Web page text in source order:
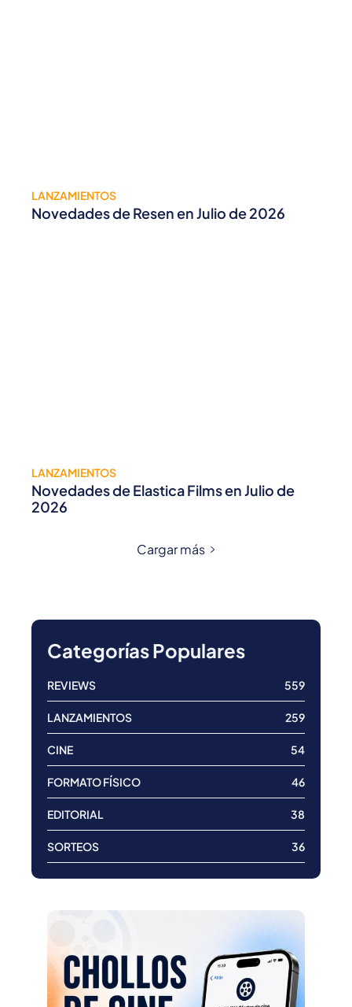
LANZAMIENTOS
Novedades de Resen en Julio de 2026
LANZAMIENTOS
Novedades de Elastica Films en Julio de
2026
Cargar más
Categorías Populares
REVIEWS 559
LANZAMIENTOS 259
CINE 54
FORMATO FÍSICO 46
EDITORIAL 38
SORTEOS 36